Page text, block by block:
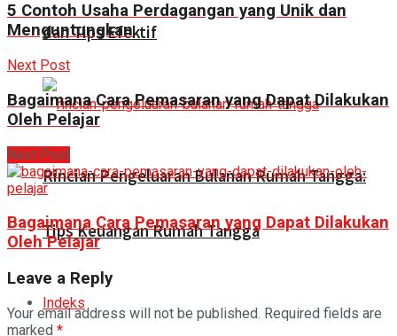
dan Tips Efektif
Rincian Pengeluaran Bulanan Rumah Tangga:
Tips Keuangan Rumah Tangga
Indeks
5 Contoh Usaha Perdagangan yang Unik dan
Menguntungkan
Next Post
Bagaimana Cara Pemasaran yang Dapat Dilakukan
Oleh Pelajar
Next Post
Bagaimana Cara Pemasaran yang Dapat Dilakukan
Oleh Pelajar
Leave a Reply
Your email address will not be published. Required fields are
marked *